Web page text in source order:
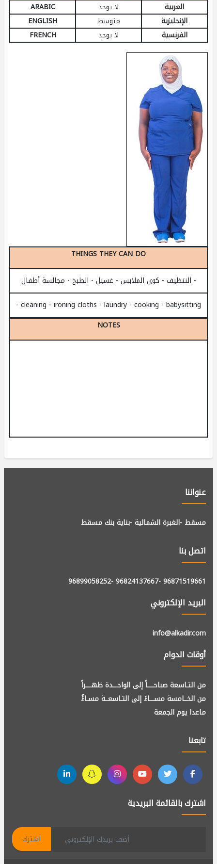
العربية
لا يوجد
ARABIC
الإنجليزية
متوسط
ENGLISH
الفرنسية
لا يوجد FRENCH
THINGS THEY CAN DO
- التنظيف - كوي الملابس - غسيل - الطبخ - مجالسة أطفال
- cleaning - ironing cloths - laundry - cooking - babysitting
NOTES
عنواننا
مسقط -الغبرة الشمالية -بناية بنك مسقط
اتصل بنا
96871519661
-96824137667
-96899058252
البريد الإلكتروني
info@alkadir.com
أوقات الدوام
من التـاسعة صباحــــاً إلى الواحـــدة ظهــــراً
من الخــامسة مســـاءً إلى التـاسعــة مسـاءًُ
ماعدا يوم الجمعة
تابعنا
اشترك بالقائمة البريدية
اشترك